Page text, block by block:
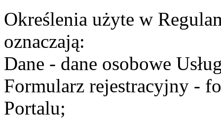
Określenia użyte w
oznaczają:
Dane - dane osobowe
Formularz rejestracyjny -
Portalu;